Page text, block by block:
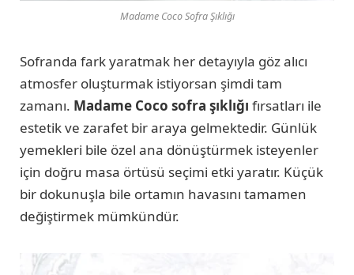
Madame Coco Sofra Şıklığı
Sofranda fark yaratmak her detayıyla göz alıcı
atmosfer oluşturmak istiyorsan şimdi tam
zamanı. Madame Coco sofra şıklığı fırsatları ile
estetik ve zarafet bir araya gelmektedir. Günlük
yemekleri bile özel ana dönüştürmek isteyenler
için doğru masa örtüsü seçimi etki yaratır. Küçük
bir dokunuşla bile ortamın havasını tamamen
değiştirmek mümkündür.